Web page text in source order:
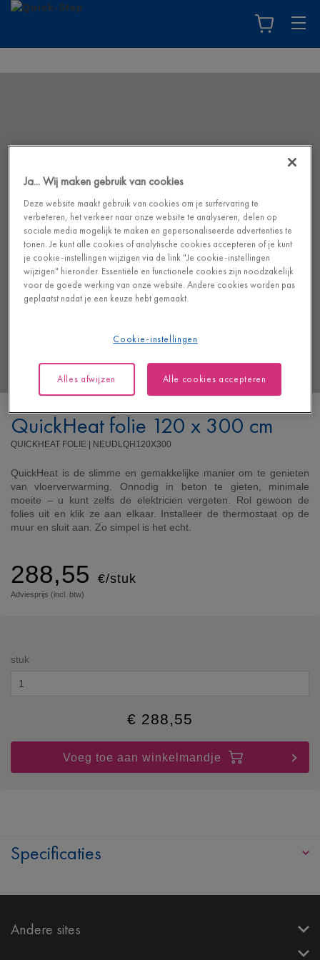
QuickHeat folie 120 x 300 cm
QUICKHEAT FOLIE | NEUDLQH120X300
QuickHeat is de slimme en gemakkelijke manier om te genieten
van vloerverwarming. Onnodig in beton te gieten, minimale
moeite – u kunt zelfs de elektricien vergeten. Rol gewoon de
folies uit en klik ze aan elkaar. Installeer de thermostaat op de
muur en sluit aan. Zo simpel is het echt.
288,55 €/stuk
Adviesprijs (incl. btw)
stuk
€ 288,55
Voeg toe aan winkelmandje
Specificaties
Andere sites
Ja... Wij maken gebruik van cookies
Deze website maakt gebruik van cookies om je surfervaring te
verbeteren, het verkeer naar onze website te analyseren, delen op
sociale media mogelijk te maken en gepersonaliseerde advertenties te
tonen. Je kunt alle cookies of analytische cookies accepteren of je kunt
je cookie-instellingen wijzigen via de link "Je cookie-instellingen
wijzigen" hieronder. Essentiële en functionele cookies zijn noodzakelijk
voor de goede werking van onze website. Andere cookies worden pas
geplaatst nadat je een keuze hebt gemaakt.
Cookie-instellingen
Alles afwijzen Alle cookies accepteren